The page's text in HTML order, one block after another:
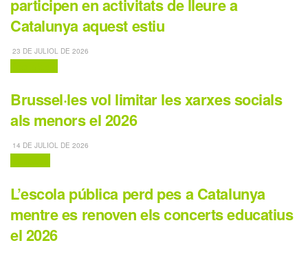
participen en activitats de lleure a
Catalunya aquest estiu
23 DE JULIOL DE 2026
Brussel·les vol limitar les xarxes socials
als menors el 2026
14 DE JULIOL DE 2026
L’escola pública perd pes a Catalunya
mentre es renoven els concerts educatius
el 2026